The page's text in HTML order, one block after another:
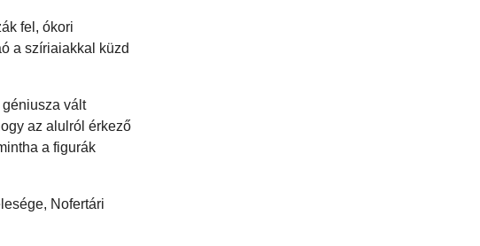
fel, ókori
a szíriaiakkal küzd
vált
az alulról érkező
a figurák
Nofertári